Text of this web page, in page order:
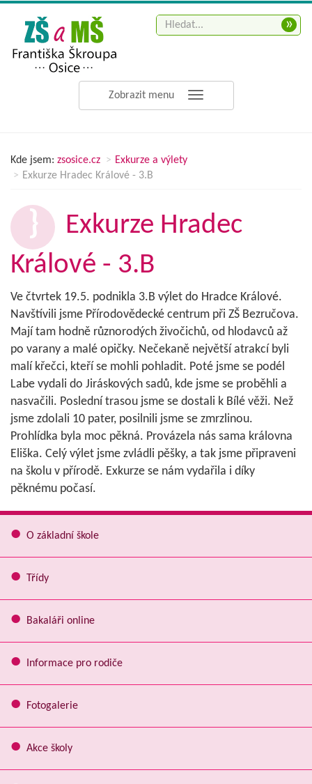
Zobrazit menu
»
Kde jsem: zsosice.cz
Exkurze a výlety
Exkurze Hradec Králové - 3.B
Exkurze Hradec
Králové - 3.B
Ve čtvrtek 19.5. podnikla 3.B výlet do Hradce Králové.
Navštívili jsme Přírodovědecké centrum při ZŠ Bezručova.
Mají tam hodně různorodých živočichů, od hlodavců až
po varany a malé opičky. Nečekaně největší atrakcí byli
malí křečci, kteří se mohli pohladit. Poté jsme se podél
Labe vydali do Jiráskových sadů, kde jsme se proběhli a
nasvačili. Poslední trasou jsme se dostali k Bílé věži. Než
jsme zdolali 10 pater, posilnili jsme se zmrzlinou.
Prohlídka byla moc pěkná. Provázela nás sama královna
Eliška. Celý výlet jsme zvládli pěšky, a tak jsme připraveni
na školu v přírodě. Exkurze se nám vydařila i díky
pěknému počasí.
O základní škole
Třídy
Bakaláři online
Informace pro rodiče
Fotogalerie
Akce školy